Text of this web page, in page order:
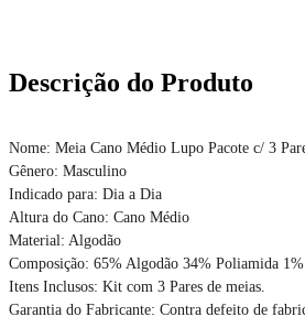
Descrição do Produto
Nome: Meia Cano Médio Lupo Pacote c/ 3
Gênero: Masculino
Indicado para: Dia a Dia
Altura do Cano: Cano Médio
Material: Algodão
Composição: 65% Algodão 34% Poliamida
Itens Inclusos: Kit com 3 Pares de meias.
Garantia do Fabricante: Contra defeito de